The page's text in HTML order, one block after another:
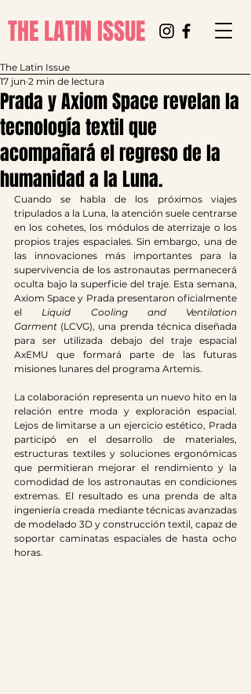
THE LATIN ISSUE
Prada y Axiom Space revelan la
tecnología textil que
acompañará el regreso de la
humanidad a la Luna.
The Latin Issue
17 jun 2 min de lectura
Cuando se habla de los próximos viajes
tripulados a la Luna, la atención suele centrarse
en los cohetes, los módulos de aterrizaje o los
propios trajes espaciales. Sin embargo, una de
las innovaciones más importantes para la
supervivencia de los astronautas permanecerá
oculta bajo la superficie del traje. Esta semana,
Axiom Space y Prada presentaron oficialmente
el Liquid Cooling and Ventilation
Garment (LCVG), una prenda técnica diseñada
para ser utilizada debajo del traje espacial
AxEMU que formará parte de las futuras
misiones lunares del programa Artemis.
La colaboración representa un nuevo hito en la
relación entre moda y exploración espacial.
Lejos de limitarse a un ejercicio estético, Prada
participó en el desarrollo de materiales,
estructuras textiles y soluciones ergonómicas
que permitieran mejorar el rendimiento y la
comodidad de los astronautas en condiciones
extremas. El resultado es una prenda de alta
ingeniería creada mediante técnicas avanzadas
de modelado 3D y construcción textil, capaz de
soportar caminatas espaciales de hasta ocho
horas.